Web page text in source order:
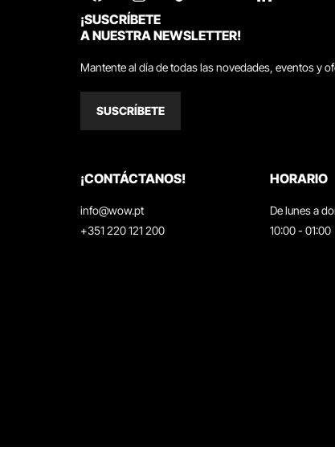
¡SUSCRÍBETE
A NUESTRA NEWSLETTER!
Mantente al día de todas las novedades, eventos y
SUSCRÍBETE
¡CONTÁCTANOS!
info@wow.pt
+351 220 121 200
HORARIO
De lunes a
10:00 - 01:00